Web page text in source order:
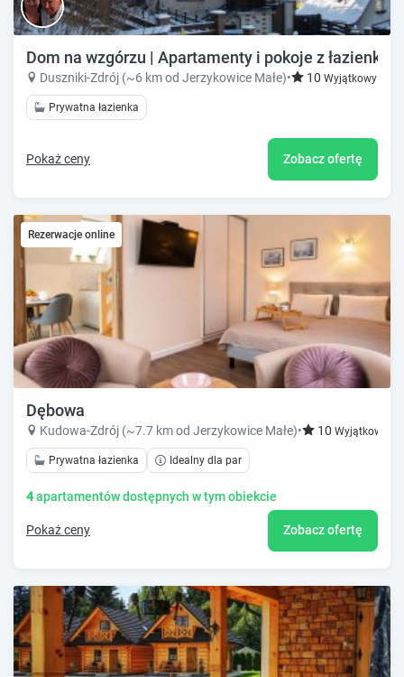
Dom na wzgórzu | Apartamenty i pokoje z
Duszniki-Zdrój (~6 km od Jerzykowice Małe)• 10 Wyjątkowy!
Prywatna łazienka
Pokaż ceny Zobacz ofertę
Rezerwacje online
Dębowa
Kudowa-Zdrój (~7.7 km od Jerzykowice Małe)• 10 Wyjątkowy!
Prywatna łazienka Idealny dla par
4apartamentów dostępnych w tym obiekcie
Pokaż ceny Zobacz ofertę